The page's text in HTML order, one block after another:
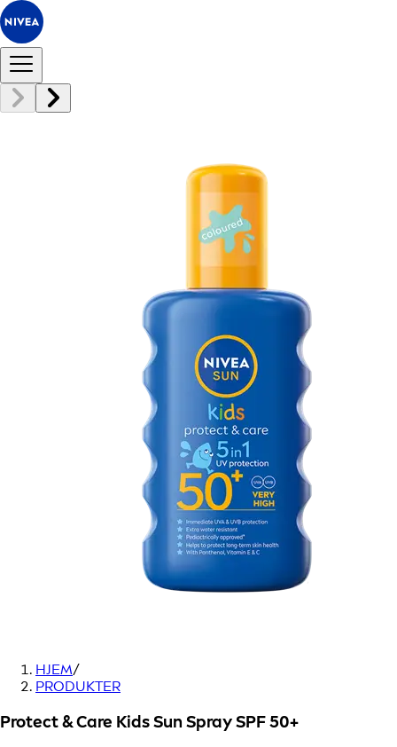
HJEM/
PRODUKTER
Protect & Care Kids Sun Spray SPF 50+